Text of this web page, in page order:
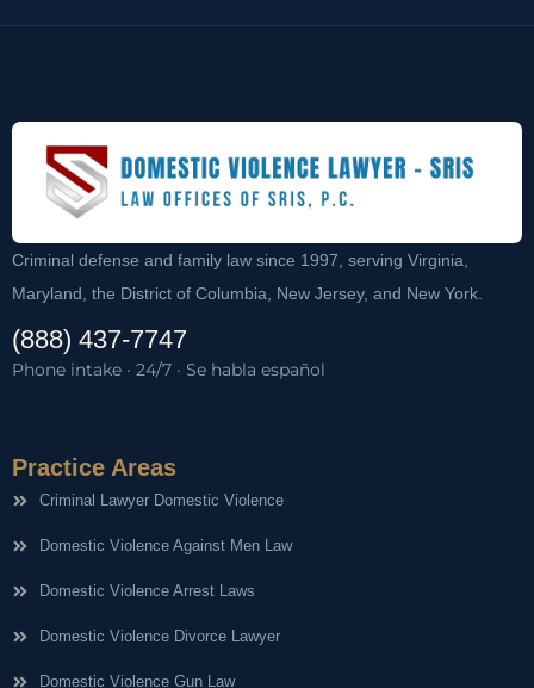
Criminal defense and family law since 1997, serving Virginia,
Maryland, the District of Columbia, New Jersey, and New York.
(888) 437-7747
Phone intake · 24/7 · Se habla español
Practice Areas
Criminal Lawyer Domestic Violence
Domestic Violence Against Men Law
Domestic Violence Arrest Laws
Domestic Violence Divorce Lawyer
Domestic Violence Gun Law